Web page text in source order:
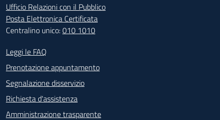
Ufficio Relazioni con il Pubblico
Posta Elettronica Certificata
Centralino unico:010 1010
Footer - Contatti
Leggi le FAQ
Prenotazione appuntamento
Segnalazione disservizio
Richiesta d'assistenza
Amministrazione trasparente